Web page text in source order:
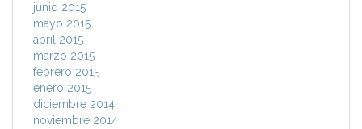
junio 2015
mayo 2015
abril 2015
marzo 2015
febrero 2015
enero 2015
diciembre 2014
noviembre 2014